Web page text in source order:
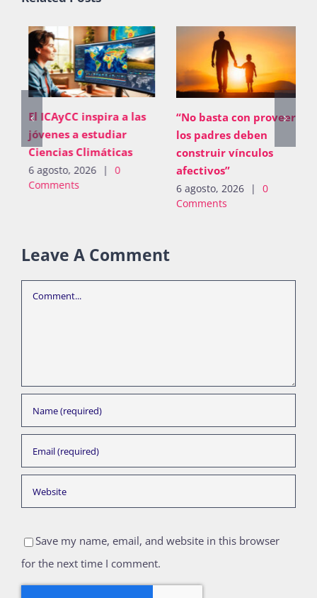
El ICAyCC inspira a las
jóvenes a estudiar
Ciencias Climáticas
6 agosto, 2026 |
Comments
“No basta con proveer;
los padres deben
construir vínculos
afectivos”
6 agosto, 2026 |
Comments
Leave A Comment
Comment
Save my name, email, and website in this browser
for the next time I comment.